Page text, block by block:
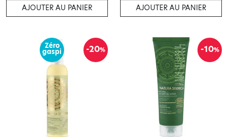
AJOUTER AU PANIER AJOUTER AU PANIER
-20%
Zéro
gaspi -10%